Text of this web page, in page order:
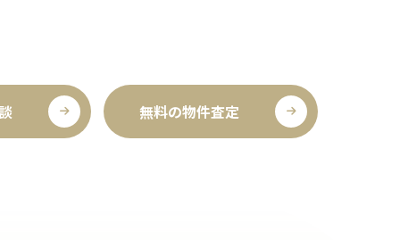
無料の物件査定